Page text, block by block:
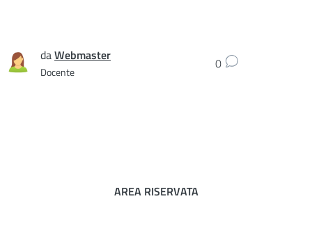
daWebmaster
Docente 0
AREA RISERVATA